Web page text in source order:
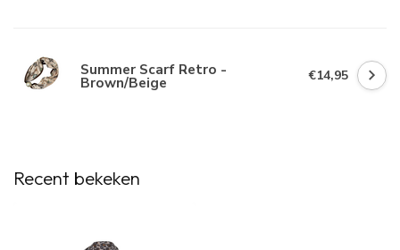
Summer Scarf Retro -
Brown/Beige €14,95
Recent bekeken